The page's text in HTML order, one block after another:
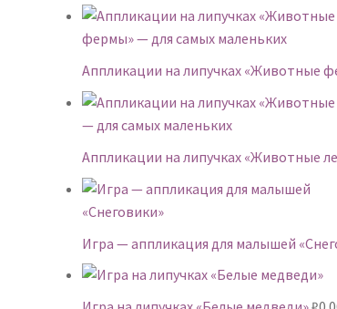
Аппликации на липучках «Животные
Аппликации на липучках «Животные
Игра — аппликация для малышей